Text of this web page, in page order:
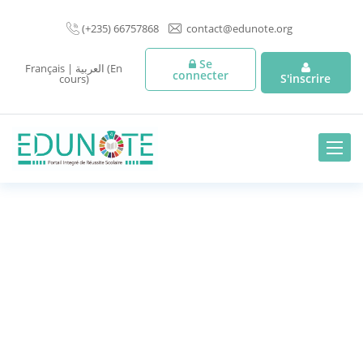
(+235) 66757868 contact@edunote.org
Français | العربية (En
cours)
Se
connecter S'inscrire
Toggle